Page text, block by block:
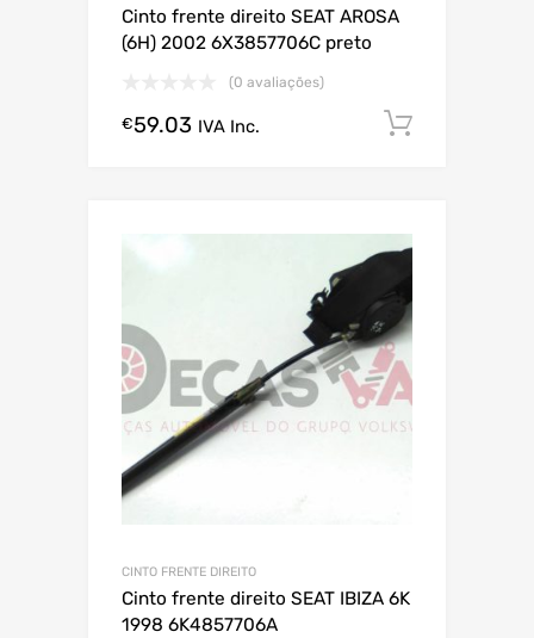
Cinto frente direito SEAT AROSA
(6H) 2002 6X3857706C preto
(0 avaliações)
€59.03 IVA Inc.
CINTO FRENTE DIREITO
Cinto frente direito SEAT IBIZA 6K
1998 6K4857706A